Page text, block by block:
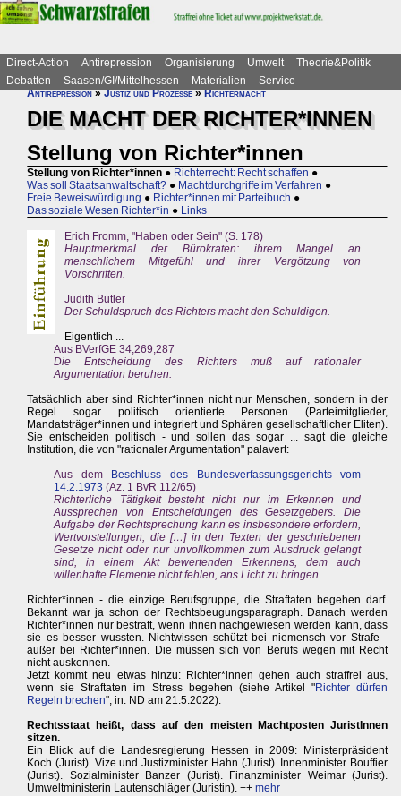
Direct-Action Antirepression Organisierung Umwelt
Theorie&Politik
Debatten
Saasen/GI/Mittelhessen Materialien
Service
Antirepression»Justiz und Prozesse»Richtermacht
DIE MACHT DER RICHTER*INNEN
Stellung von Richter*innen
Stellung von Richter*innen ● Richterrecht: Recht schaffen ●
Was soll Staatsanwaltschaft? ● Machtdurchgriffe im Verfahren ●
Freie Beweiswürdigung ● Richter*innen mit Parteibuch ●
Das soziale Wesen Richter*in ● Links
Erich Fromm, "Haben oder Sein" (S. 178)
Hauptmerkmal der Bürokraten: ihrem Mangel an
menschlichem Mitgefühl und ihrer Vergötzung von
Vorschriften.
Judith Butler
Der Schuldspruch des Richters macht den Schuldigen.
Eigentlich ...
Aus BVerfGE 34,269,287
Die Entscheidung des Richters muß auf rationaler
Argumentation beruhen.
Tatsächlich aber sind Richter*innen nicht nur Menschen, sondern in der
Regel sogar politisch orientierte Personen (Parteimitglieder,
Mandatsträger*innen und integriert und Sphären gesellschaftlicher Eliten).
Sie entscheiden politisch - und sollen das sogar ... sagt die gleiche
Institution, die von "rationaler Argumentation" palavert:
Aus dem
Beschluss des Bundesverfassungsgerichts vom
14.2.1973 (Az. 1 BvR 112/65)
Richterliche Tätigkeit besteht nicht nur im Erkennen und
Aussprechen von Entscheidungen des Gesetzgebers. Die
Aufgabe der Rechtsprechung kann es insbesondere erfordern,
Wertvorstellungen, die […] in den Texten der geschriebenen
Gesetze nicht oder nur unvollkommen zum Ausdruck gelangt
sind, in einem Akt bewertenden Erkennens, dem auch
willenhafte Elemente nicht fehlen, ans Licht zu bringen.
Richter*innen - die einzige Berufsgruppe, die Straftaten begehen darf.
Bekannt war ja schon der Rechtsbeugungsparagraph. Danach werden
Richter*innen nur bestraft, wenn ihnen nachgewiesen werden kann, dass
sie es besser wussten. Nichtwissen schützt bei niemensch vor Strafe -
außer bei Richter*innen. Die müssen sich von Berufs wegen mit Recht
nicht auskennen.
Jetzt kommt neu etwas hinzu: Richter*innen gehen auch straffrei aus,
wenn sie Straftaten im Stress begehen (siehe Artikel "Richter dürfen
Regeln brechen", in: ND am 21.5.2022).
Rechtsstaat heißt, dass auf den meisten Machtposten JuristInnen
sitzen.
Ein Blick auf die Landesregierung Hessen in 2009: Ministerpräsident
Koch (Jurist). Vize und Justizminister Hahn (Jurist). Innenminister Bouffier
(Jurist). Sozialminister Banzer (Jurist). Finanzminister Weimar (Jurist).
Umweltministerin Lautenschläger (Juristin). ++ mehr